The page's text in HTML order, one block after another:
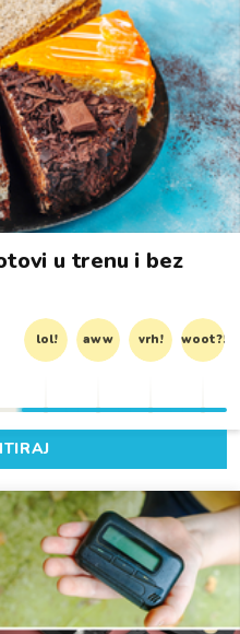
u trenu i bez
lol! aww vrh! woot?!